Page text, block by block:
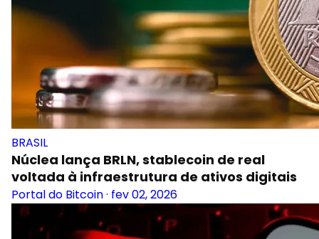
BRASIL
Núclea lança BRLN, stablecoin de real
voltada à infraestrutura de ativos digitais
Portal do Bitcoin· fev 02, 2026